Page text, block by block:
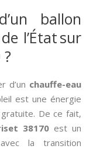
ballon
l’État sur
d’un chauffe-eau
est une énergie
De ce fait,
38170 est un
la transition